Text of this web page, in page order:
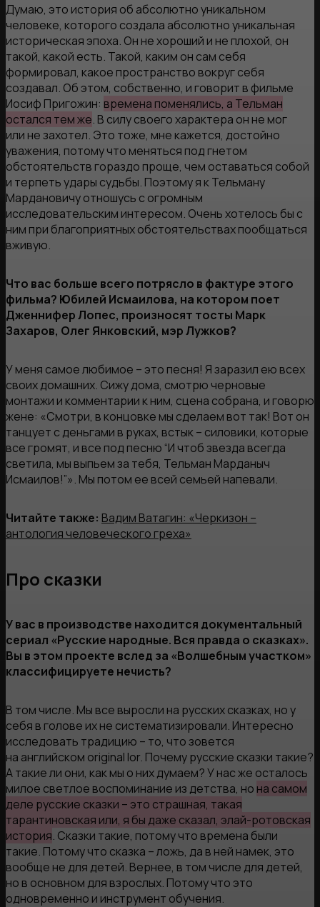
Думаю, это история об абсолютно уникальном
человеке, которого создала абсолютно уникальная
историческая эпоха. Он не хороший и не плохой, он
такой, какой есть. Такой, каким он сам себя
формировал, какое пространство вокруг себя
создавал. Об этом, собственно, и говорит в фильме
Иосиф Пригожин: времена поменялись, а Тельман
остался тем же. В силу своего характера он не мог
или не захотел. Это тоже, мне кажется, достойно
уважения, потому что меняться под гнетом
обстоятельств гораздо проще, чем оставаться собой
и терпеть удары судьбы. Поэтому я к Тельману
Мардановичу отношусь с огромным
исследовательским интересом. Очень хотелось бы с
ним при благоприятных обстоятельствах пообщаться
вживую.
Что вас больше всего потрясло в фактуре этого
фильма? Юбилей Исмаилова, на котором поет
Дженнифер Лопес, произносят тосты Марк
Захаров, Олег Янковский, мэр Лужков?
У меня самое любимое – это песня! Я заразил ею всех
своих домашних. Сижу дома, смотрю черновые
монтажи и комментарии к ним, сцена собрана, и говорю
жене: «Смотри, в концовке мы сделаем вот так! Вот он
танцует с деньгами в руках, встык – силовики, которые
все громят, и все под песню “И чтоб звезда всегда
светила, мы выпьем за тебя, Тельман Марданыч
Исмаилов!”». Мы потом ее всей семьей напевали.
Читайте также: Вадим Ватагин: «Черкизон –
антология человеческого греха»
Про сказки
У вас в производстве находится документальный
сериал «Русские народные. Вся правда о сказках».
Вы в этом проекте вслед за «Волшебным участком»
классифицируете нечисть?
В том числе. Мы все выросли на русских сказках, но у
себя в голове их не систематизировали. Интересно
исследовать традицию – то, что зовется
на английском original lor. Почему русские сказки такие?
А такие ли они, как мы о них думаем? У нас же осталось
милое светлое воспоминание из детства, но на самом
деле русские сказки – это страшная, такая
тарантиновская или, я бы даже сказал, элай-ротовская
история. Сказки такие, потому что времена были
такие. Потому что сказка – ложь, да в ней намек, это
вообще не для детей. Вернее, в том числе для детей,
но в основном для взрослых. Потому что это
одновременно и инструмент обучения.